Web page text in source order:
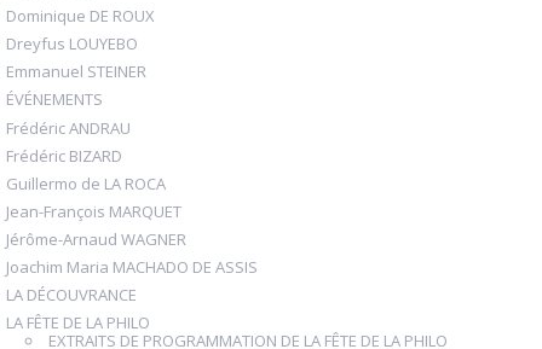
Dominique DE ROUX
Dreyfus LOUYEBO
Emmanuel STEINER
ÉVÉNEMENTS
Frédéric ANDRAU
Frédéric BIZARD
Guillermo de LA ROCA
Jean-François MARQUET
Jérôme-Arnaud WAGNER
Joachim Maria MACHADO DE ASSIS
LA DÉCOUVRANCE
LA FÊTE DE LA PHILO
EXTRAITS DE PROGRAMMATION DE LA FÊTE DE LA PHILO